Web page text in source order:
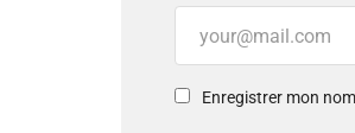
Enregistrer mon